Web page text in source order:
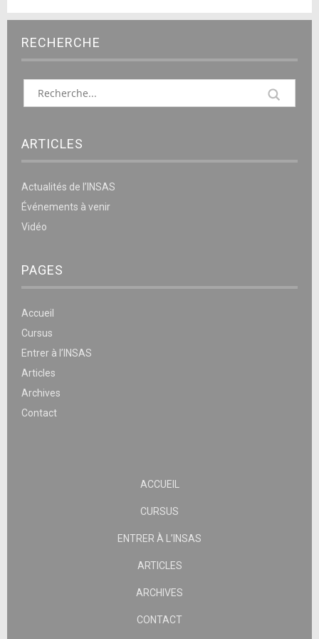
RECHERCHE
ARTICLES
Actualités de l’INSAS
Événements à venir
Vidéo
PAGES
Accueil
Cursus
Entrer à l’INSAS
Articles
Archives
Contact
ACCUEIL
CURSUS
ENTRER À L’INSAS
ARTICLES
ARCHIVES
CONTACT